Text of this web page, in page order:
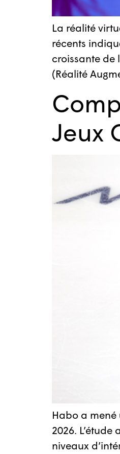
La réalité
récents
croissante de
(Réalité
Jeux
Habo a mené
2026.
niveaux